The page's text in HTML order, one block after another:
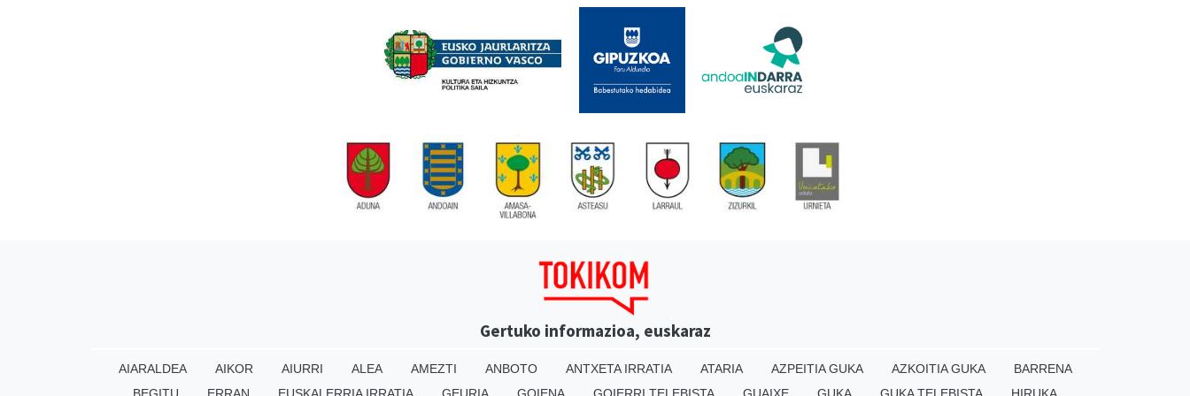
Gertuko informazioa, euskaraz
AIARALDEA AIKOR AIURRI ALEA AMEZTI ANBOTO ANTXETA IRRATIA ATARIA AZPEITIA GUKA AZKOITIA GUKA
BARRENA